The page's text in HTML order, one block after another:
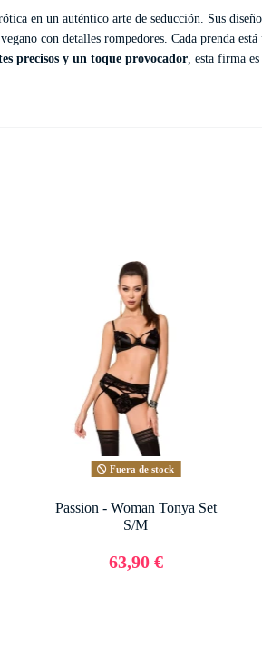
en un auténtico arte de seducción. Sus
con detalles rompedores. Cada prenda
precisos y un toque provocador, esta firma
Fuera de stock
Passion - Woman Tonya Set
S/M
63,90 €